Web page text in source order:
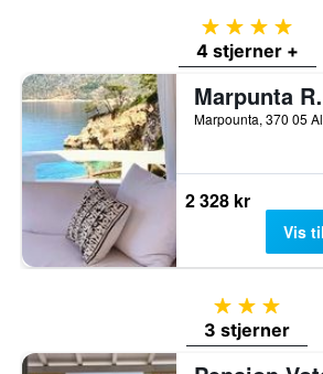
4 stjerner
4 stjerner +
2 328 kr
Vis
3 stjerner
3 stjerner